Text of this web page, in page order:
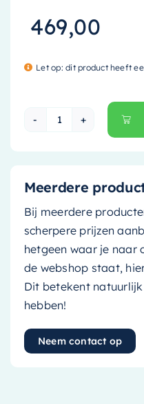
469,00
Let op: dit product heeft
Mondiaz EASY
Meerdere
Bij meerdere
scherpere prijzen
hetgeen waar je naar
de webshop staat,
Dit betekent
hebben!
Neem contact op